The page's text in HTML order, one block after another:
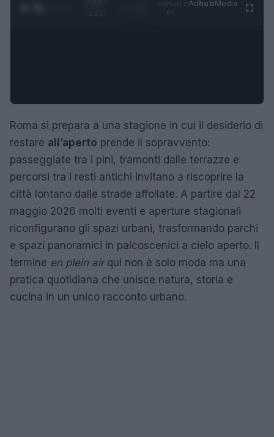
0:29 /
AdhubMedia
Roma si prepara a una stagione in cui il desiderio di
restare all’aperto prende il sopravvento:
passeggiate tra i pini, tramonti dalle terrazze e
percorsi tra i resti antichi invitano a riscoprire la
città lontano dalle strade affollate. A partire dal 22
maggio 2026 molti eventi e aperture stagionali
riconfigurano gli spazi urbani, trasformando parchi
e spazi panoramici in palcoscenici a cielo aperto. Il
termine en plein airqui non è solo moda ma una
pratica quotidiana che unisce natura, storia e
cucina in un unico racconto urbano.